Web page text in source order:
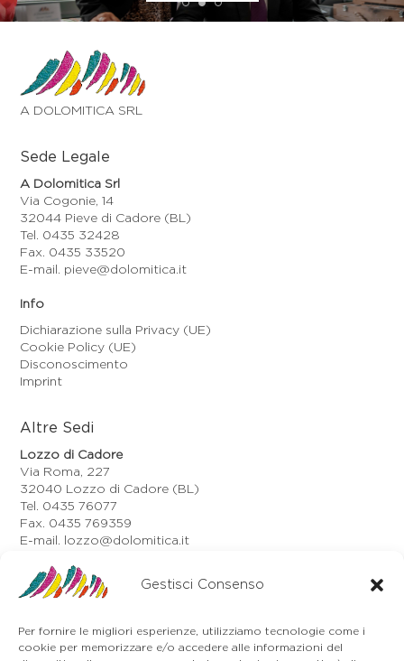
Gestisci Consenso
Per fornire le migliori esperienze, utilizziamo tecnologie come i
cookie per memorizzare e/o accedere alle informazioni del
1 2 3
A DOLOMITICA SRL
Sede Legale
A Dolomitica Srl
Via Cogonie, 14
32044 Pieve di Cadore (BL)
Tel. 0435 32428
Fax. 0435 33520
E-mail. pieve@dolomitica.it
Info
Dichiarazione sulla Privacy (UE)
Cookie Policy (UE)
Disconoscimento
Imprint
Altre Sedi
Lozzo di Cadore
Via Roma, 227
32040 Lozzo di Cadore (BL)
Tel. 0435 76077
Fax. 0435 769359
E-mail. lozzo@dolomitica.it
Auronzo di Cadore
Via Unione, 21/B
32041 Auronzo di Cadore (BL)
E-mail. auronzo@dolomitica.it